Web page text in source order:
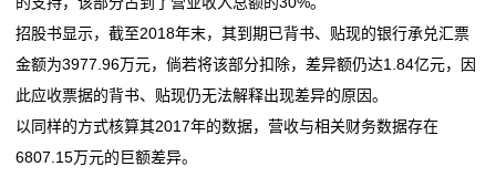
招股书显示，截至2018年末，其到期已背书、贴现的银行承兑汇票
金额为3977.96万元，倘若将该部分扣除，差异额仍达1.84亿元，因
此应收票据的背书、贴现仍无法解释出现差异的原因。
以同样的方式核算其2017年的数据，营收与相关财务数据存在
6807.15万元的巨额差异。